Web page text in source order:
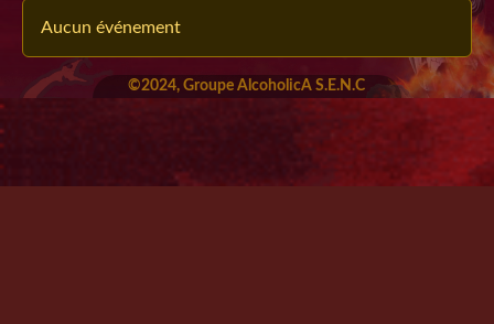
Aucun événement
©2024, Groupe AlcoholicA S.E.N.C